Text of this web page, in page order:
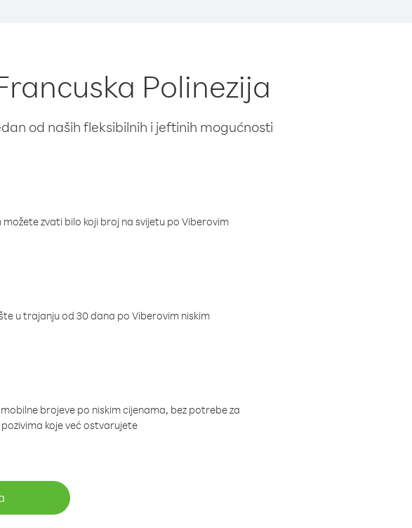
Polinezija
od naših fleksibilnih i jeftinih mogućnosti
zvati bilo koji broj na svijetu po Viberovim
u trajanju od 30 dana po Viberovim niskim
brojeve po niskim cijenama, bez potrebe za
koje već ostvarujete